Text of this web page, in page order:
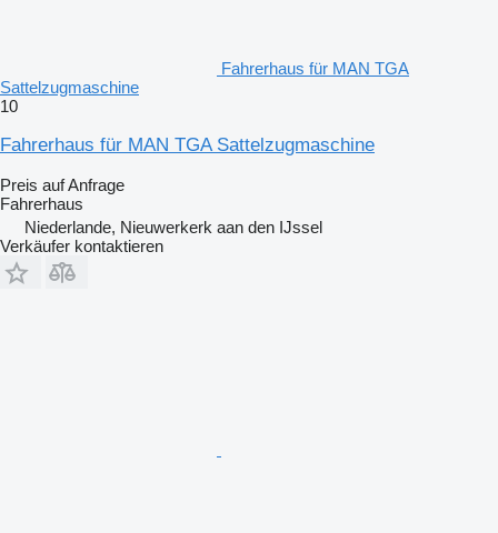
Fahrerhaus für MAN TGA
Sattelzugmaschine
10
Fahrerhaus für MAN TGA Sattelzugmaschine
Preis auf Anfrage
Fahrerhaus
Niederlande, Nieuwerkerk aan den IJssel
Verkäufer kontaktieren